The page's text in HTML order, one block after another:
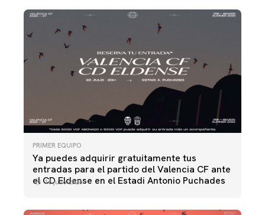
PRIMER EQUIPO
Ya puedes adquirir gratuitamente tus
entradas para el partido del Valencia CF ante
el CD Eldense en el Estadi Antonio Puchades
16 julio 2026